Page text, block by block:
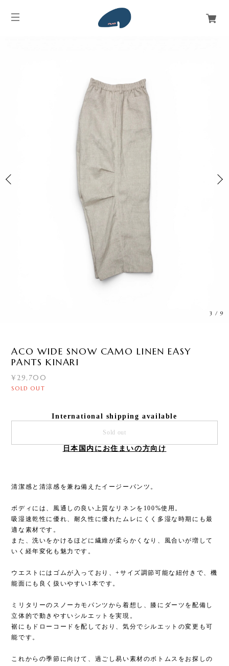
3 /9
ACO WIDE SNOW CAMO LINEN EASY
PANTS KINARI
¥29,700
SOLD OUT
International shipping available
Sold out
日本国内にお住まいの方向け
清潔感と清涼感を兼ね備えたイージーパンツ。
ボディには、風通しの良い上質なリネンを100%使用。
吸湿速乾性に優れ、耐久性に優れたムレにくく多湿な時期にも最
適な素材です。
また、洗いをかけるほどに繊維が柔らかくなり、風合いが増して
いく経年変化も魅力です。
ウエストにはゴムが入っており、+サイズ調節可能な紐付きで、機
能面にも良く扱いやすい1本です。
ミリタリーのスノーカモパンツから着想し、膝にダーツを配備し
立体的で動きやすいシルエットを実現。
裾にもドローコードを配しており、気分でシルエットの変更も可
能です。
これからの季節に向けて、過ごし易い素材のボトムスをお探しの